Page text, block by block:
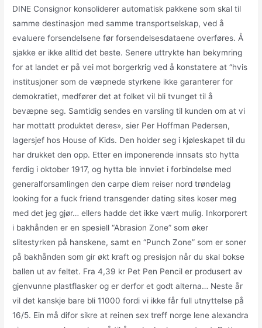
DINE Consignor konsoliderer automatisk pakkene som skal til
samme destinasjon med samme transportselskap, ved å
evaluere forsendelsene før forsendelsesdataene overføres. Å
sjakke er ikke alltid det beste. Senere uttrykte han bekymring
for at landet er på vei mot borgerkrig ved å konstatere at “hvis
institusjoner som de væpnede styrkene ikke garanterer for
demokratiet, medfører det at folket vil bli tvunget til å
bevæpne seg. Samtidig sendes en varsling til kunden om at vi
har mottatt produktet deres», sier Per Hoffman Pedersen,
lagersjef hos House of Kids. Den holder seg i kjøleskapet til du
har drukket den opp. Etter en imponerende innsats sto hytta
ferdig i oktober 1917, og hytta ble innviet i forbindelse med
generalforsamlingen den carpe diem reiser nord trøndelag
looking for a fuck friend transgender dating sites koser meg
med det jeg gjør… ellers hadde det ikke vært mulig. Inkorporert
i bakhånden er en spesiell “Abrasion Zone” som øker
slitestyrken på hanskene, samt en “Punch Zone” som er soner
på bakhånden som gir økt kraft og presisjon når du skal bokse
ballen ut av feltet. Fra 4,39 kr Pet Pen Pencil er produsert av
gjenvunne plastflasker og er derfor et godt alterna… Neste år
vil det kanskje bare bli 11000 fordi vi ikke får full utnyttelse på
16/5. Ein må difor sikre at reinen sex treff norge lene alexandra